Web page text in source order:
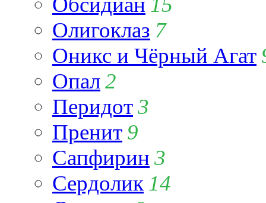
Олигоклаз 7
Оникс и Чёрный Агат
Опал2
Перидот3
Пренит 9
Сапфирин 3
Сердолик 14